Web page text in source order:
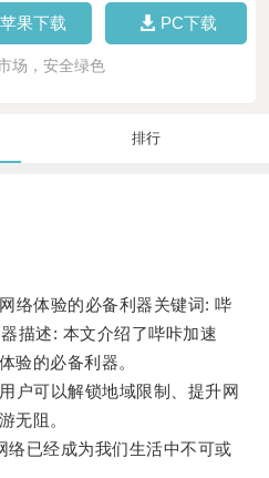
苹果下载 PC下载
场，安全绿色
排行
体验的必备利器关键词: 哔
描述: 本文介绍了哔咔加速
验的必备利器。
可以解锁地域限制、提升网
无阻。
已经成为我们生活中不可或